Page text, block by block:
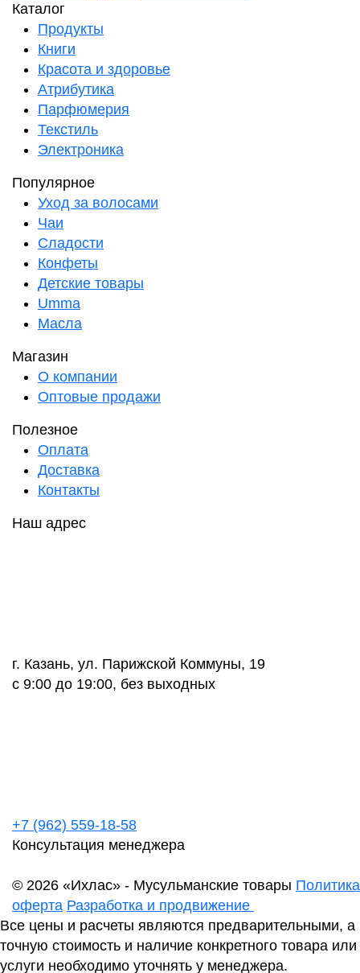
Каталог
Продукты
Книги
Красота и здоровье
Атрибутика
Парфюмерия
Текстиль
Электроника
Популярное
Уход за волосами
Чаи
Сладости
Конфеты
Детские товары
Umma
Масла
Магазин
О компании
Оптовые продажи
Полезное
Оплата
Доставка
Контакты
Наш адрес
г. Казань, ул. Парижской Коммуны, 19
с 9:00 до 19:00, без выходных
+7 (962) 559-18-58
Консультация менеджера
© 2026 «Ихлас» - Мусульманские товары
оферта Разработка и продвижение
Все цены и расчеты являются предварительными, а
точную стоимость и наличие конкретного товара или
услуги необходимо уточнять у менеджера.